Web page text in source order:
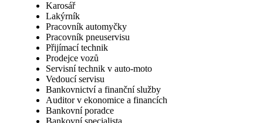
Karosář
Lakýrník
Pracovník automyčky
Pracovník pneuservisu
Přijímací technik
Prodejce vozů
Servisní technik v auto-moto
Vedoucí servisu
Bankovnictví a finanční služby
Auditor v ekonomice a financích
Bankovní poradce